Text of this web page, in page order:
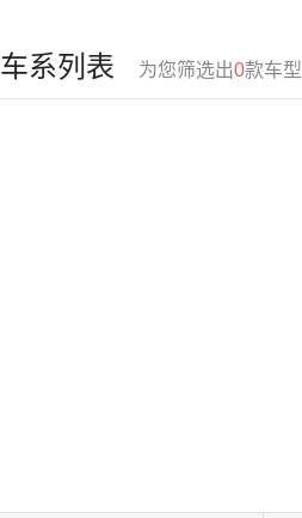
车系列表 为您筛选出0款车型